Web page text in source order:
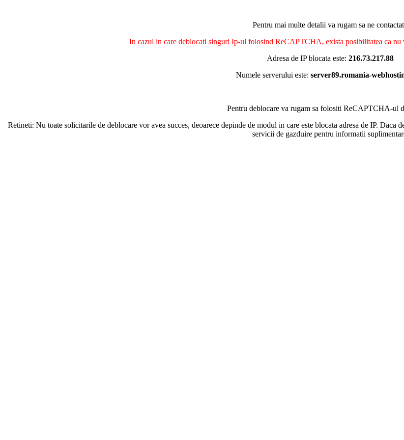
Pentru mai multe detalii va rugam sa ne
In cazul in care deblocati singuri Ip-ul folosind ReCAPTCHA, exista posibilitatea ca nu
Adresa de IP blocata este: 216.73.217.88
Numele serverului este: server89.romania-
Pentru deblocare va rugam sa folositi ReCAPTCHA-ul
Retineti: Nu toate solicitarile de deblocare vor avea succes, deoarece depinde de modul in care este blocata adresa de IP.
servicii de gazduire pentru informatii